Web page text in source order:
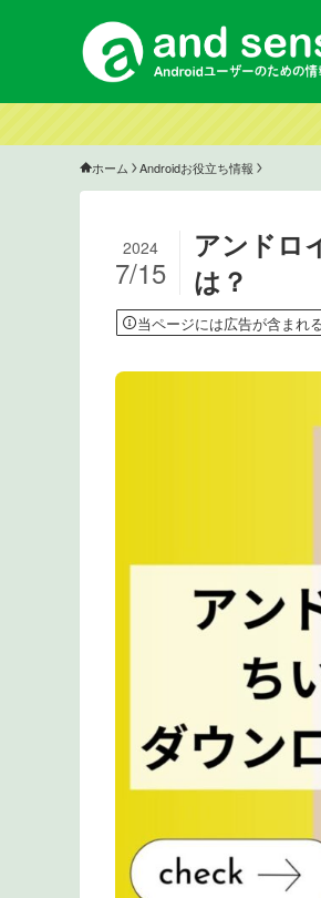
ホーム Androidお役立ち情報
アンドロ
は？
2024
7/15
当ページには広告が含まれ